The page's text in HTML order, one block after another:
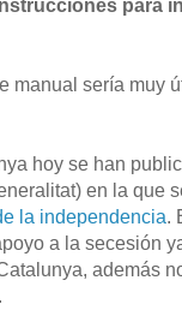
para
manual sería muy
hoy se han
en la que
la independencia.
a la secesión
además